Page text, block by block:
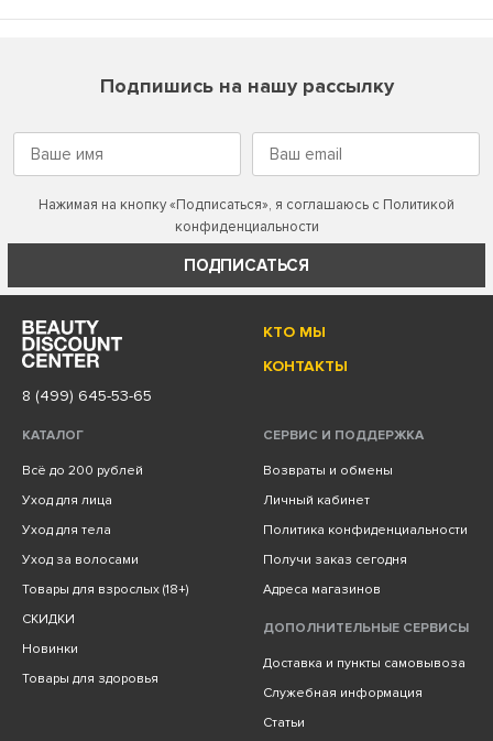
Подпишись на нашу рассылку
Нажимая на кнопку «Подписаться», я соглашаюсь с Политикой
конфиденциальности
ПОДПИСАТЬСЯ
КТО МЫ
КОНТАКТЫ
8 (499) 645-53-65
КАТАЛОГ
Всё до 200 рублей
Уход для лица
Уход для тела
Уход за волосами
Товары для взрослых (18+)
СКИДКИ
Новинки
Товары для здоровья
СЕРВИС И ПОДДЕРЖКА
Возвраты и обмены
Личный кабинет
Политика конфиденциальности
Получи заказ сегодня
Адреса магазинов
ДОПОЛНИТЕЛЬНЫЕ СЕРВИСЫ
Доставка и пункты самовывоза
Служебная информация
Статьи